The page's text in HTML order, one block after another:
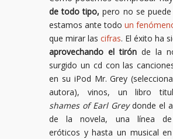
de todo tipo, pero no se
estamos ante todo un
que mirar las cifras. El éxito ha
aprovechando el tirón de la
surgido un cd con las
en su iPod Mr. Grey
autora), vinos, un libro
shames of Earl Greydonde el
de la novela, una línea de
eróticos y hasta un musical